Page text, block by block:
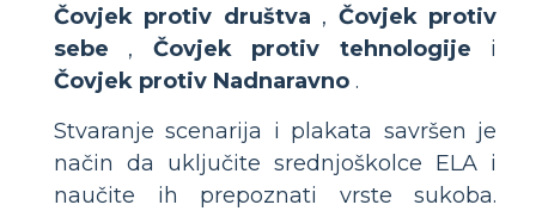
Čovjek protiv društva , Čovjek protiv
sebe , Čovjek protiv tehnologije i
Čovjek protiv Nadnaravno .
Stvaranje scenarija i plakata savršen je
način da uključite srednjoškolce ELA i
naučite ih prepoznati vrste sukoba.